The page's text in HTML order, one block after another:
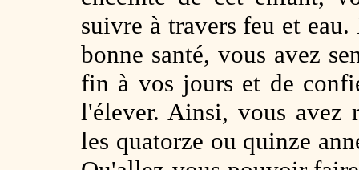
suivre à travers feu et
bonne santé, vous avez
fin à vos jours et de
l'élever. Ainsi, vous avez
les quatorze ou quinze